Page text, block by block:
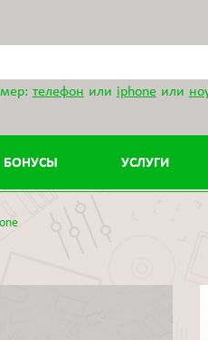
телефон или iphone или
БОНУСЫ УСЛУГИ